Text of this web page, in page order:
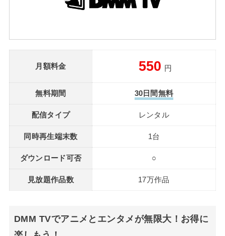
月額料金 550 円
無料期間 30日間無料
配信タイプ レンタル
同時再生端末数 1台
ダウンロード可否 ○
見放題作品数 17万作品
DMM TVでアニメとエンタメが無限大！お得に